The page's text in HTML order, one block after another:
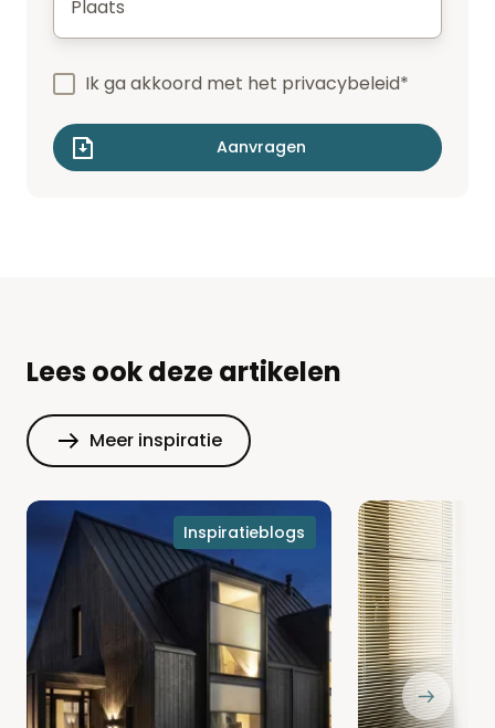
Ik ga akkoord met het privacybeleid*
Lees ook deze artikelen
Meer inspiratie
Inspiratieblogs
Ken
Softtone
Iso
Plissé®
al?
Zomerproof
en
hotel
chique